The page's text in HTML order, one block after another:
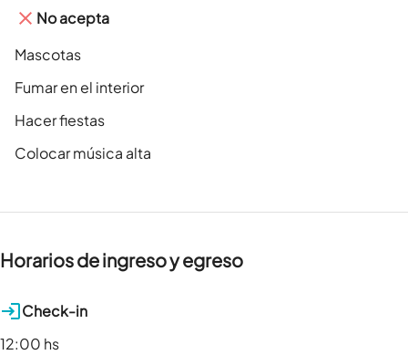
No acepta
Mascotas
Fumar en el interior
Hacer fiestas
Colocar música alta
Horarios de ingreso y egreso
Check-in
12:00 hs